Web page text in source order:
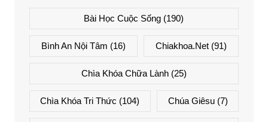
Bài Học Cuộc Sống (190)
Bình An Nội Tâm (16) Chiakhoa.net (91)
Chìa Khóa Chữa Lành(25)
Chìa Khóa Tri Thức (104) Chúa Giêsu(7)